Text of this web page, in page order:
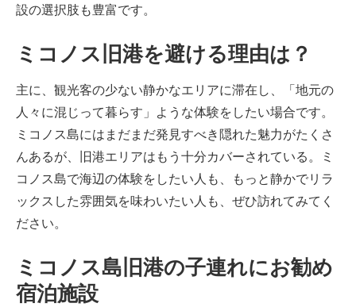
設の選択肢も豊富です。
ミコノス旧港を避ける理由は？
主に、観光客の少ない静かなエリアに滞在し、「地元の
人々に混じって暮らす」ような体験をしたい場合です。
ミコノス島にはまだまだ発見すべき隠れた魅力がたくさ
んあるが、旧港エリアはもう十分カバーされている。ミ
コノス島で海辺の体験をしたい人も、もっと静かでリラ
ックスした雰囲気を味わいたい人も、ぜひ訪れてみてく
ださい。
ミコノス島旧港の子連れにお勧め
宿泊施設